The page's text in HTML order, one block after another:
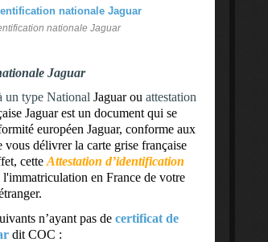
nationale Jaguar
Jaguar
un type National Jaguar ou attestation
Jaguar est un document qui se
européen Jaguar, conforme aux
délivrer la carte grise française
cette Attestation d’identification
l'immatriculation en France de votre
n’ayant pas de certificat de
dit COC :